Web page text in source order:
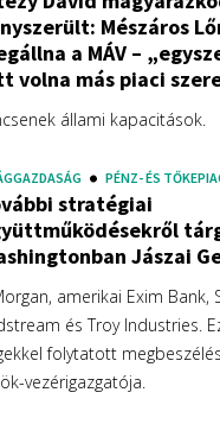
Mészáros
a MÁV –
volna más piaci
állami kapacitások.
PÉNZ- ÉS
stratégiai
Jászai
amerikai Exim Bank,
és Troy Industries.
folytatott
vezérigazgatója.